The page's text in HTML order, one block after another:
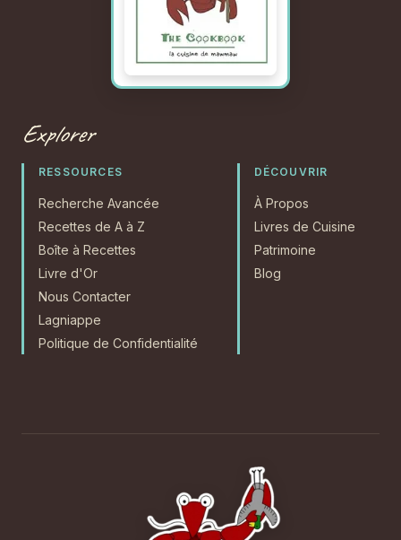
Explorer
RESSOURCES
Recherche Avancée
Recettes de A à Z
Boîte à Recettes
Livre d'Or
Nous Contacter
Lagniappe
Politique de Confidentialité
DÉCOUVRIR
À Propos
Livres de Cuisine
Patrimoine
Blog